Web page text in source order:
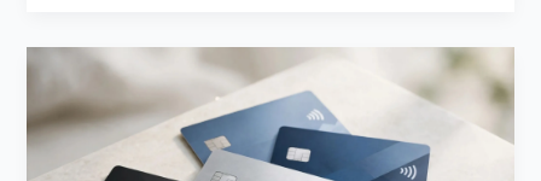
Nome
Pouco
Dinheiro: